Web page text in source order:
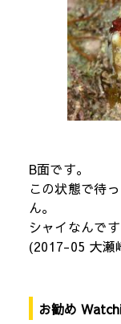
B面です。
この状態で待
ん。
シャイなんです
(2017-05 大瀬
お勧め